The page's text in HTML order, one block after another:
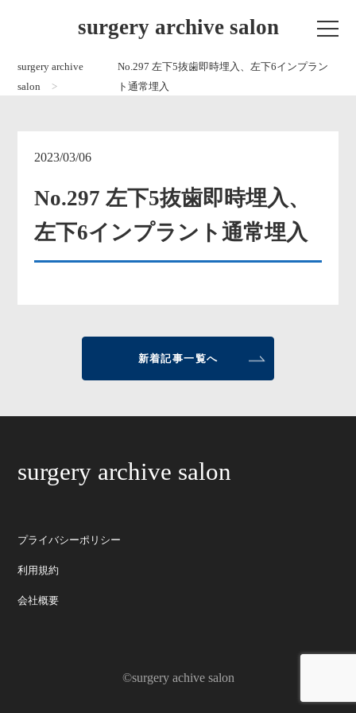
surgery archive salon
surgery archive
salon
No.297 左下5抜歯即時埋入、左下6インプラン
ト通常埋入
2023/03/06
No.297 左下5抜歯即時埋入、
左下6インプラント通常埋入
新着記事一覧へ
surgery archive salon
プライバシーポリシー
利用規約
会社概要
©surgery achive salon